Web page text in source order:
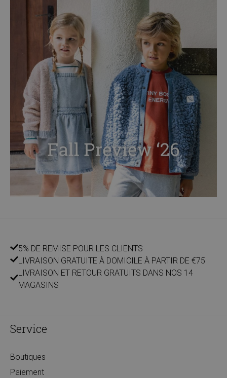
5% DE REMISE POUR LES CLIENTS
LIVRAISON GRATUITE À DOMICILE À PARTIR DE €75
LIVRAISON ET RETOUR GRATUITS DANS NOS 14
MAGASINS
Service
Boutiques
Paiement